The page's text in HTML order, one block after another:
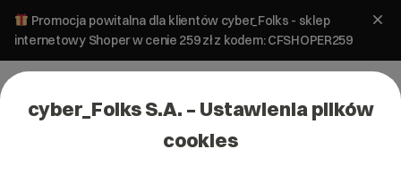
Promocja powitalna dla klientów cyber_Folks - sklep
internetowy Shoper w cenie 259 zł z kodem: CFSHOPER259
cyber_Folks S.A. – Ustawienia plików
cookies